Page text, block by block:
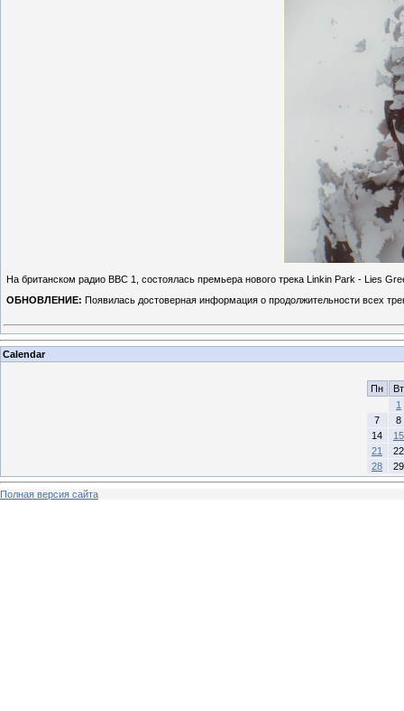
На британском радио BBC 1, состоялась премьера нового трека Linkin Park - Lies
ОБНОВЛЕНИЕ: Появилась достоверная информация о продолжительности всех
Calendar
Пн
Вт
1
7
8
14
15
21
22
28
29
Полная версия сайта